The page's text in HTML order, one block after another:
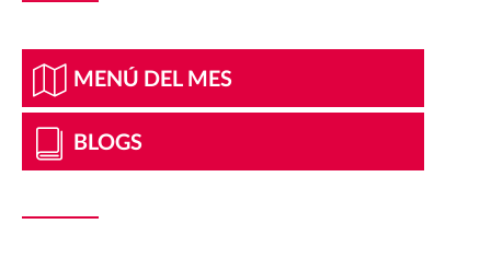
MENÚ DEL MES
BLOGS